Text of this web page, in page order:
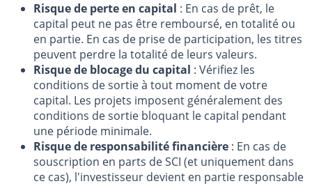
Risque de perte en capital : En cas de prêt, le
capital peut ne pas être remboursé, en totalité ou
en partie. En cas de prise de participation, les titres
peuvent perdre la totalité de leurs valeurs.
Risque de blocage du capital : Vérifiez les
conditions de sortie à tout moment de votre
capital. Les projets imposent généralement des
conditions de sortie bloquant le capital pendant
une période minimale.
Risque de responsabilité financière : En cas de
souscription en parts de SCI (et uniquement dans
ce cas), l'investisseur devient en partie responsable